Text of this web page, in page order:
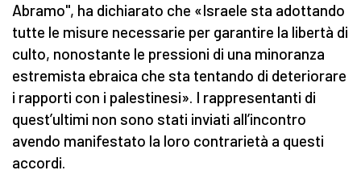
Abramo", ha dichiarato che «Israele sta adottando
tutte le misure necessarie per garantire la libertà di
culto, nonostante le pressioni di una minoranza
estremista ebraica che sta tentando di deteriorare
i rapporti con i palestinesi». I rappresentanti di
quest’ultimi non sono stati inviati all’incontro
avendo manifestato la loro contrarietà a questi
accordi.